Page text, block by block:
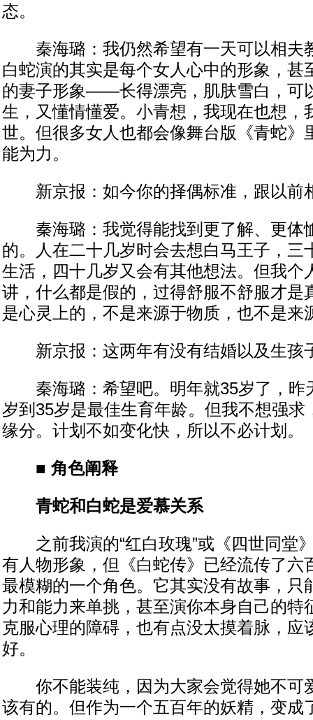
态。
秦海璐：我仍然希望有一天可以相夫
白蛇演的其实是每个女人心中的形象，甚
的妻子形象——长得漂亮，肌肤雪白，可
生，又懂情懂爱。小青想，我现在也想，
世。但很多女人也都会像舞台版《青蛇》
能为力。
新京报：如今你的择偶标准，跟以前
秦海璐：我觉得能找到更了解、更体
的。人在二十几岁时会去想白马王子，三
生活，四十几岁又会有其他想法。但我个
讲，什么都是假的，过得舒服不舒服才是
是心灵上的，不是来源于物质，也不是来
新京报：这两年有没有结婚以及生孩
秦海璐：希望吧。明年就35岁了，昨
岁到35岁是最佳生育年龄。但我不想强求
缘分。计划不如变化快，所以不必计划。
■ 角色阐释
青蛇和白蛇是爱慕关系
之前我演的“红白玫瑰”或《四世同堂
有人物形象，但《白蛇传》已经流传了六
最模糊的一个角色。它其实没有故事，只
力和能力来单挑，甚至演你本身自己的特
克服心理的障碍，也有点没太摸着脉，应
好。
你不能装纯，因为大家会觉得她不可
该有的。但作为一个五百年的妖精，变成